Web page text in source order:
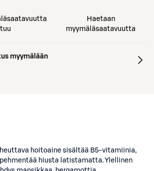
Haetaan
myymäläsaatavuutta
myymälään
hoitoaine sisältää B5-vitamiinia,
hiusta latistamatta. Ylellinen